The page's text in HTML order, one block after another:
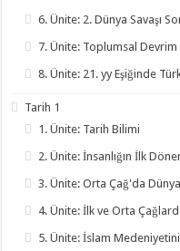
6. Ünite: 2. Dünya Savaşı
7. Ünite: Toplumsal Devrim
8. Ünite: 21. yy Eşiğinde
Tarih 1
1. Ünite: Tarih Bilimi
2. Ünite: İnsanlığın İlk
3. Ünite: Orta Çağ'da Dünya
4. Ünite: İlk ve Orta
5. Ünite: İslam